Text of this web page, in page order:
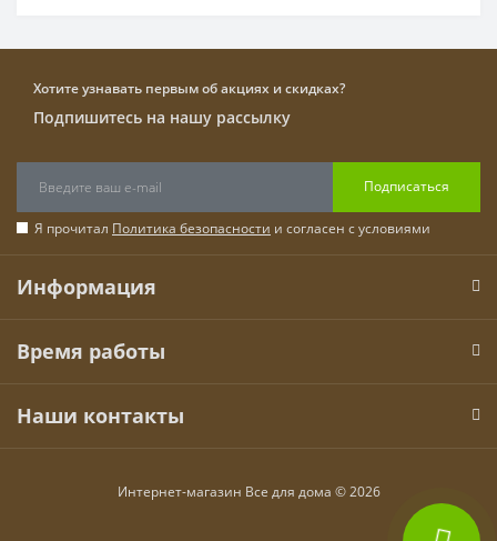
самовывозом из нашего магазина расположенного по
километр, 5А, магазин "Все для дома".
Хотите узнавать первым об акциях и скидках?
Подпишитесь на нашу рассылку
Подписаться
Я прочитал Политика безопасности и согласен с условиями
Информация
Время работы
Наши контакты
Интернет-магазин Все для дома © 2026